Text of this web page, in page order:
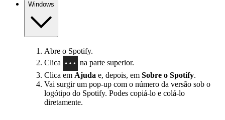
Windows
Abre o Spotify.
Clica
na parte superior.
Clica em Ajuda e, depois, em Sobre o Spotify.
Vai surgir um pop-up com o número da versão sob o
logótipo do Spotify. Podes copiá-lo e colá-lo
diretamente.